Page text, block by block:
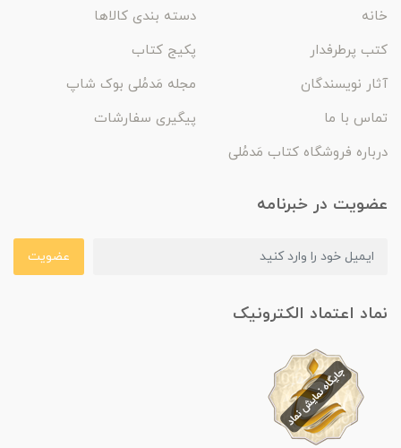
خانه
دسته بندی کالاها
کتب پرطرفدار
پکیج کتاب
آثار نویسندگان
مجله مَدمُلی بوک شاپ
تماس با ما
پیگیری سفارشات
درباره فروشگاه کتاب مَدمُلی
عضویت در خبرنامه
عضویت
نماد اعتماد الکترونیک